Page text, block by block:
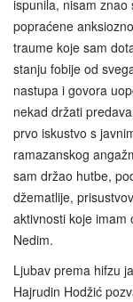
ispunila, nisam
popraćene
traume koje sam
stanju fobije od
nastupa i govora
nekad držati
prvo iskustvo s
ramazanskog
sam držao hutbe,
džematlije,
aktivnosti koje imam
Nedim.
Ljubav prema hifzu
Hajrudin Hodžić